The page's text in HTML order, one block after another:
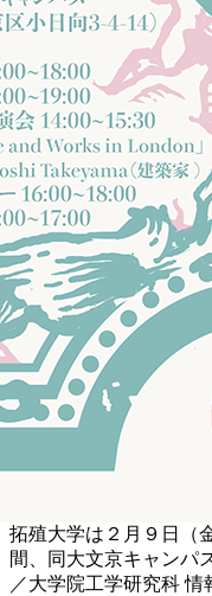
拓殖大学は２月９日（
間、同大文京キャンパ
／大学院工学研究科